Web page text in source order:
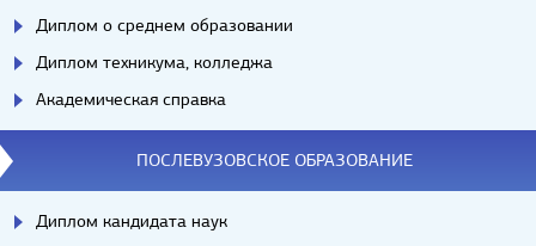
Диплом о среднем образовании
Диплом техникума, колледжа
Академическая справка
ПОСЛЕВУЗОВСКОЕ ОБРАЗОВАНИЕ
Диплом кандидата наук